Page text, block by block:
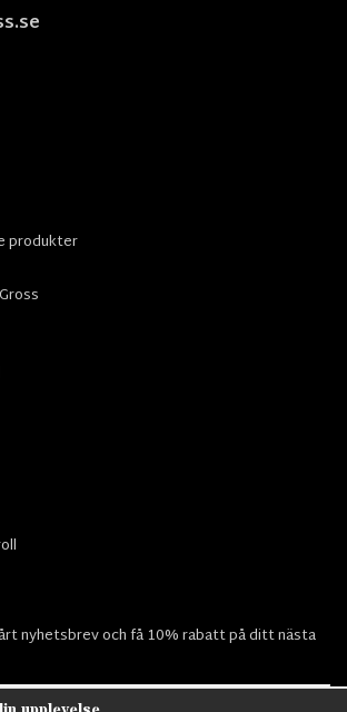
produkter
nyhetsbrev och få 10% rabatt på ditt nästa